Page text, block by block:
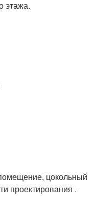
этажа.
цокольный
проектирования .